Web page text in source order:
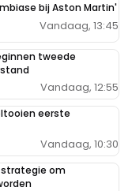
bij Aston Martin'
Vandaag, 13:45
tweede
Vandaag, 12:55
eerste
Vandaag, 10:30
om